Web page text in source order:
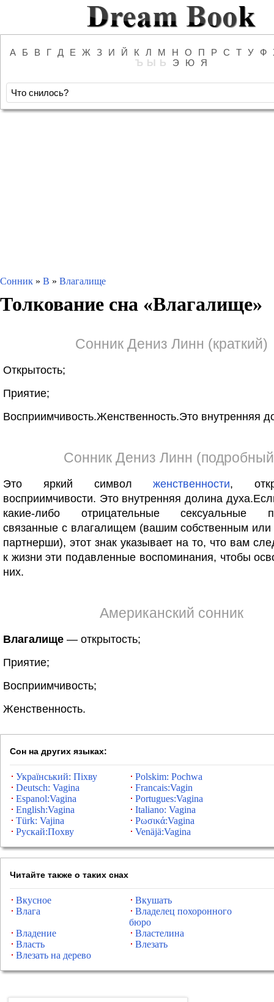
А Б В Г Д Е Ж З И Й К Л М Н О П Р С Т У Ф
Ъ Ы Ь Э Ю Я
Сонник » В » Влагалище
Толкование сна «Влагалище»
Сонник Дениз Линн (краткий)
Открытость;
Приятие;
Восприимчивость.Женственность.Это внутренняя
Сонник Дениз Линн
Это яркий символженственности,
восприимчивости. Это внутренняя долина
какие-либо отрицательные сексуальные
связанные с влагалищем (вашим собственным
партнерши), этот знак указывает на то, что вам
к жизни эти подавленные воспоминания, чтобы
них.
Американский сонник
Влагалище — открытость;
Приятие;
Восприимчивость;
Женственность.
Сон на других языках:
Український: Піхву
Polskim: Pochwa
Deutsch: Vagina
Francais:Vagin
Espanol:Vagina
Portugues:Vagina
English:Vagina
Italiano: Vagina
Türk: Vajina
Ρωσικά:Vagina
Рускай:Похву
Venäjä:Vagina
Читайте также о таких снах
Вкусное
Вкушать
Влага
Владелец похоронного
бюро
Владение
Властелина
Власть
Влезать
Влезать на дерево